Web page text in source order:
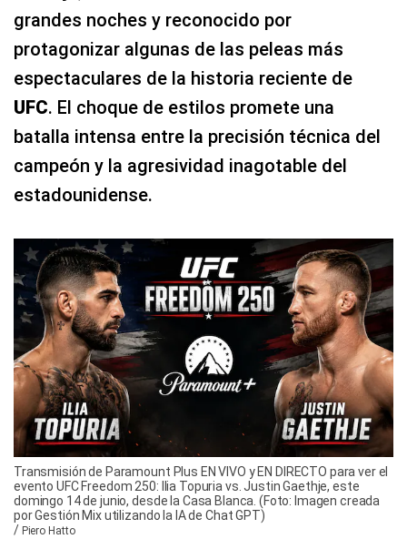
grandes noches y reconocido por
protagonizar algunas de las peleas más
espectaculares de la historia reciente de
UFC. El choque de estilos promete una
batalla intensa entre la precisión técnica del
campeón y la agresividad inagotable del
estadounidense.
Transmisión de Paramount Plus EN VIVO y EN DIRECTO para ver el
evento UFC Freedom 250: Ilia Topuria vs. Justin Gaethje, este
domingo 14 de junio, desde la Casa Blanca. (Foto: Imagen creada
por Gestión Mix utilizando la IA de Chat GPT)
/ Piero Hatto